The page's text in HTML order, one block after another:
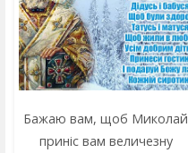
Бажаю вам, щоб Миколай
приніс вам величезну